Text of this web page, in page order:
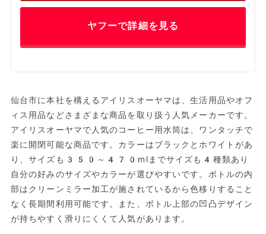
ヤフーで詳細を見る
仙台市に本社を構えるアイリスオーヤマは、生活用品やオフ
ィス用品などさまざまな商品を取り扱う人気メーカーです。
アイリスオーヤマで人気のコーヒー用水筒は、ワンタッチで
楽に開閉可能な商品です。カラーはブラックとホワイトがあ
り、サイズも350～470mlまでサイズも4種類あり
自分の好みのサイズやカラーが選びやすいです。ボトルの内
部はクリーンミラー加工が施されているから色移りすること
なく長期間利用可能です。また、ボトル上部の凹凸デザイン
が持ちやすく滑りにくくて人気があります。